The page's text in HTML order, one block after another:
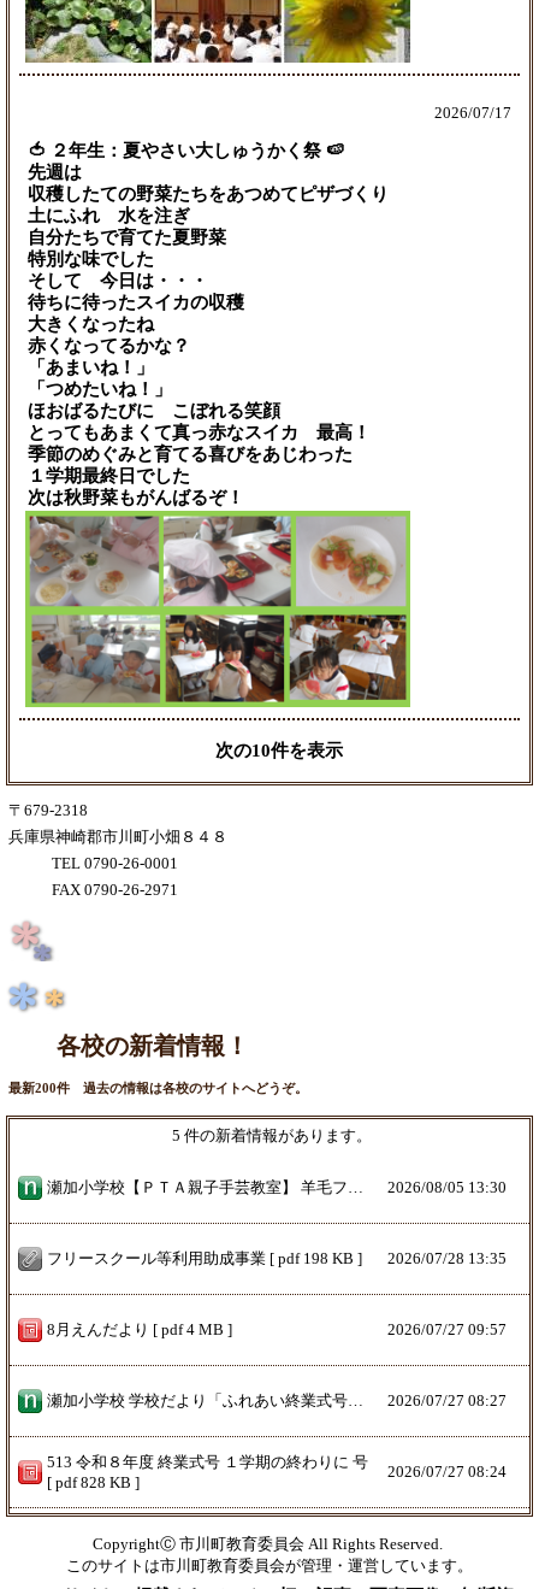
2026/07/17
🍅 ２年生：夏やさい大しゅうかく祭 🍉
先週は
収穫したての野菜たちをあつめてピザづくり
土にふれ 水を注ぎ
自分たちで育てた夏野菜
特別な味でした
そして 今日は・・・
待ちに待ったスイカの収穫
大きくなったね
赤くなってるかな？
「あまいね！」
「つめたいね！」
ほおばるたびに こぼれる笑顔
とってもあまくて真っ赤なスイカ 最高！
季節のめぐみと育てる喜びをあじわった
１学期最終日でした
次は秋野菜もがんばるぞ！
次の10件を表示
〒679-2318
兵庫県神崎郡市川町小畑８４８
TEL 0790-26-0001
FAX 0790-26-2971
各校の新着情報！
最新200件 過去の情報は各校のサイトへどうぞ。
5 件の新着情報があります。
瀬加小学校【ＰＴＡ親子手芸教室】 羊毛フェルトで羊の置物を作る、ＰＴＡ親子手芸教室に４０人の親子が参加されました。 昨年から2年連続の参加者もありました。講師の先生から作り方の説明を受け、早々に作業が始まりました。子ども達は、「旅行に行った」「花火をした」などの夏休みの思い出話に花を咲かせながら、創意工夫を凝らしたとても可愛い置物が出来上がりました。 2026/08/05 13:30
フリースクール等利用助成事業 [ pdf 198 KB ] 2026/07/28 13:35
8月えんだより [ pdf 4 MB ] 2026/07/27 09:57
瀬加小学校 学校だより「ふれあい終業式号 １学期の終わりに」号をアップしました。 ご覧ください。 2026/07/27 08:27
513 令和８年度 終業式号 １学期の終わりに 号
[ pdf 828 KB ]
2026/07/27 08:24
CopyrightⒸ 市川町教育委員会 All Rights Reserved.
このサイトは市川町教育委員会が管理・運営しています。